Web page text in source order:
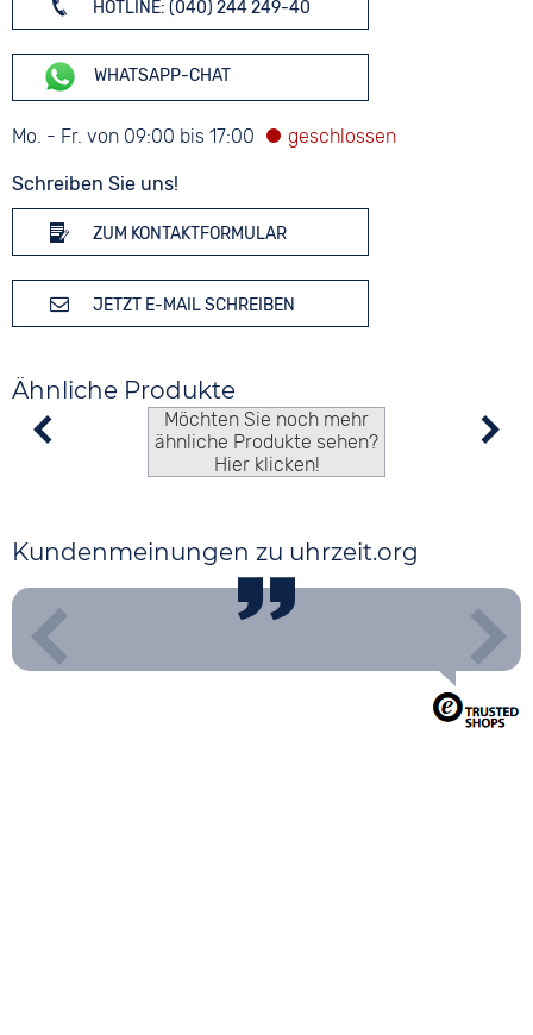
HOTLINE: (040) 244 249-40
WHATSAPP-CHAT
Mo. - Fr. von 09:00 bis 17:00
Schreiben Sie uns!
ZUM KONTAKTFORMULAR
JETZT E-MAIL SCHREIBEN
Ähnliche Produkte
Möchten Sie noch mehr
ähnliche Produkte sehen?
Hier klicken!
Kundenmeinungen zu uhrzeit.org